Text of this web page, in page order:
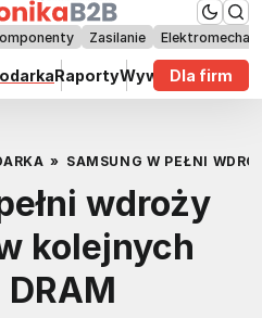
Zasilanie
RaportyWywiadyDla firm
» SAMSUNG W PEŁNI
wdroży
kolejnych